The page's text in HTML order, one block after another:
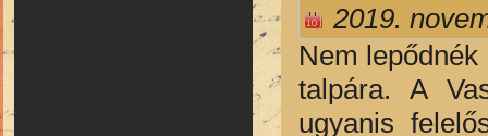
2019.
Nem
talpára. A
ugyanis